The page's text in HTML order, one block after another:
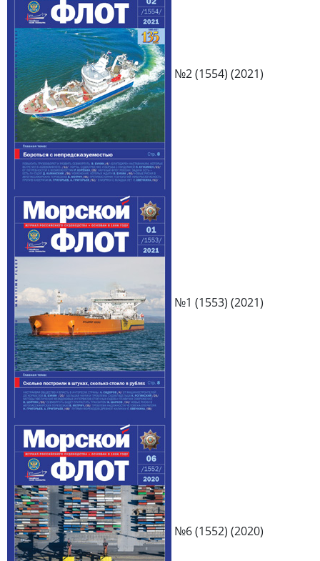
№2 (1554) (2021)
№1 (1553) (2021)
№6 (1552) (2020)